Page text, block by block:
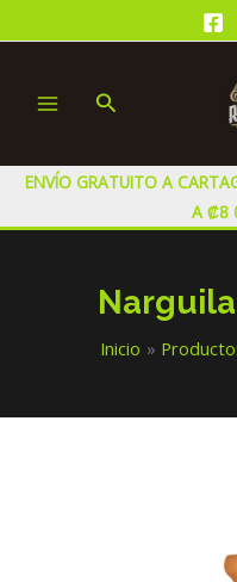
al
MENU
Buscar
ENVÍO GRATUITO A
A ₡8
Inicio